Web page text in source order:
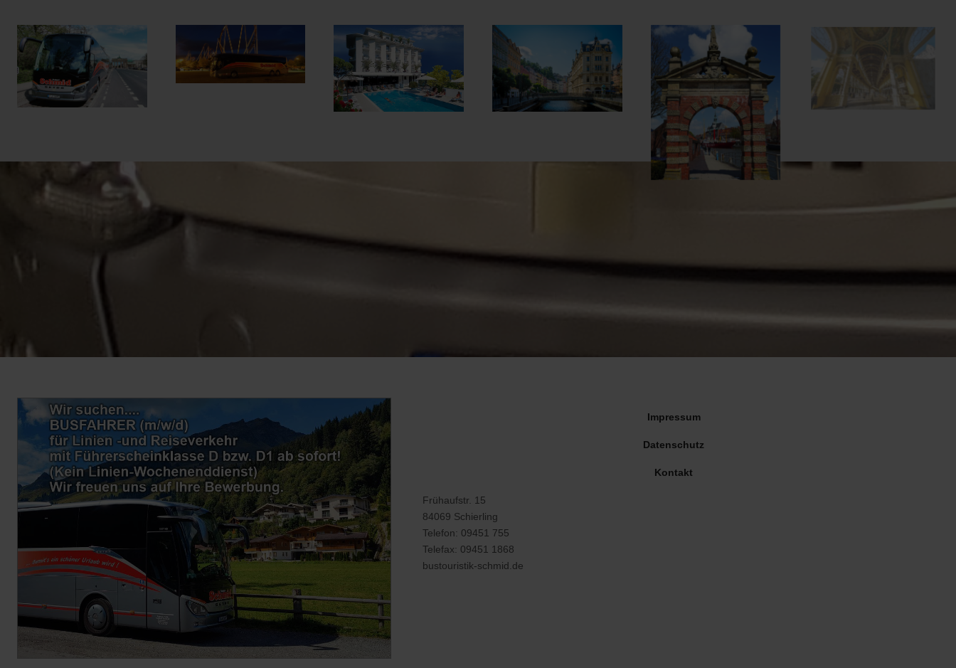
Impressum
Datenschutz
Kontakt
Frühaufstr. 15
84069 Schierling
Telefon: 09451 755
Telefax: 09451 1868
bustouristik-schmid.de